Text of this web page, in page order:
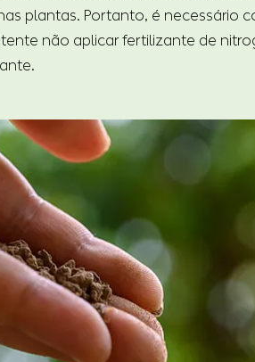
plantas. Portanto, é necessário
não aplicar fertilizante de